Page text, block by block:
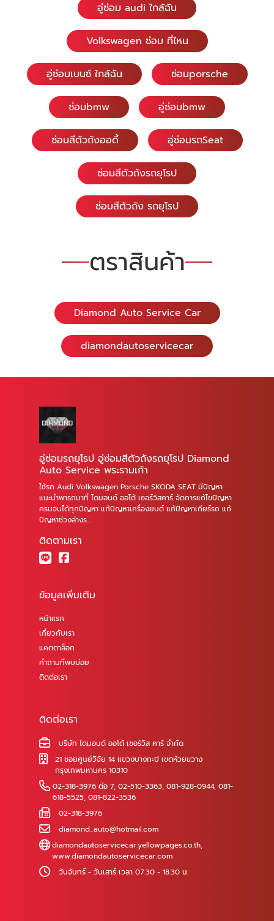
อู่ซ่อม audi ใกล้ฉัน
Volkswagen ซ่อม ที่ไหน
อู่ซ่อมเบนซ์ ใกล้ฉัน ซ่อมporsche
ซ่อมbmw อู่ซ่อมbmw
ซ่อมสีตัวถังออดี้ อู่ซ่อมรถSeat
ซ่อมสีตัวถังรถยุโรป
ซ่อมสีตัวถัง รถยุโรป
ตราสินค้า
Diamond Auto Service Car
diamondautoservicecar
อู่ซ่อมรถยุโรป อู่ซ่อมสีตัวถังรถยุโรป Diamond
Auto Service พระรามเก้า
ใช้รถ Audi Volkswagen Porsche SKODA SEAT มีปัญหา
แนะนำพารถมาที่ ไดมอนด์ ออโต้ เซอร์วิสคาร์ จัดการแก้ไขปัญหา
ครบจบได้ทุกปัญหา แก้ปัญหาเครื่องยนต์ แก้ปัญหาเกียร์รถ แก้
ปัญหาช่วงล่างร...
ติดตามเรา
ข้อมูลเพิ่มเติม
หน้าแรก
เกี่ยวกับเรา
แคตตาล็อก
คำถามที่พบบ่อย
ติดต่อเรา
ติดต่อเรา
บริษัท ไดมอนด์ ออโต้ เซอร์วิส คาร์ จำกัด
21 ซอยศูนย์วิจัย 14 แขวงบางกะปิ เขตห้วยขวาง
กรุงเทพมหานคร 10310
02-318-3976 ต่อ 7,02-510-3363,081-928-0944,081-
618-5525,081-822-3536
02-318-3976
diamond_auto@hotmail.com
diamondautoservicecar.yellowpages.co.th,
www.diamondautoservicecar.com
วันจันทร์ - วันเสาร์ เวลา 07.30 - 18.30 น.